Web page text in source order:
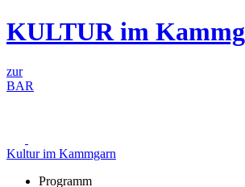
Zum
Inhalt
KULTUR im
zur
BAR
Kultur im Kammgarn
Programm